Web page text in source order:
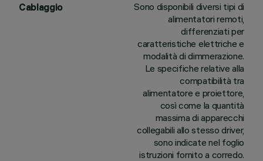
Cablaggio
Sono disponibili diversi tipi di
alimentatori remoti,
differenziati per
caratteristiche elettriche e
modalità di dimmerazione.
Le specifiche relative alla
compatibilità tra
alimentatore e proiettore,
così come la quantità
massima di apparecchi
collegabili allo stesso driver,
sono indicate nel foglio
istruzioni fornito a corredo.